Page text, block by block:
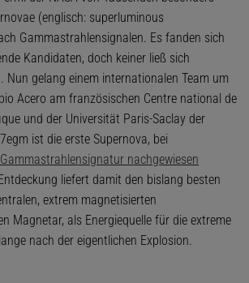
(englisch: superluminous
Gammastrahlensignalen. Es fanden sich
Kandidaten, doch keiner ließ sich
Nun gelang einem internationalen Team um
Acero am französischen Centre national de
und der Universität Paris-Saclay der
ist die erste Supernova, bei
nachgewiesen
liefert damit den bislang besten
extrem magnetisierten
Magnetar, als Energiequelle für die extreme
nach der eigentlichen Explosion.